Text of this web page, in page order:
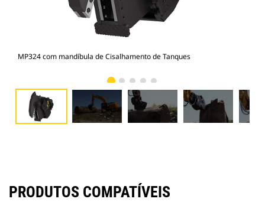
MP324 com mandíbula de Cisalhamento de Tanques
PRODUTOS COMPATÍVEIS